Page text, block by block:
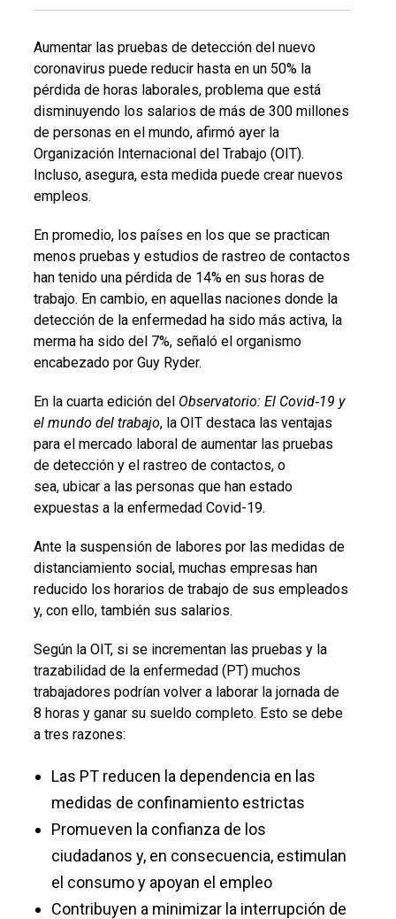
Aumentar las pruebas de detección del nuevo
coronavirus puede reducir hasta en un 50% la
pérdida de horas laborales, problema que está
disminuyendo los salarios de más de 300 millones
de personas en el mundo, afirmó ayer la
Organización Internacional del Trabajo (OIT).
Incluso, asegura, esta medida puede crear nuevos
empleos.
En promedio, los países en los que se practican
menos pruebas y estudios de rastreo de contactos
han tenido una pérdida de 14% en sus horas de
trabajo. En cambio, en aquellas naciones donde la
detección de la enfermedad ha sido más activa, la
merma ha sido del 7%, señaló el organismo
encabezado por Guy Ryder.
En la cuarta edición delObservatorio: El Covid‑19 y
el mundo del trabajo, la OIT destaca las ventajas
para el mercado laboral de aumentar las pruebas
de detección y el rastreo de contactos, o
sea, ubicar a las personas que han estado
expuestas a la enfermedad Covid-19.
Ante la suspensión de labores por las medidas de
distanciamiento social, muchas empresas han
reducido los horarios de trabajo de sus empleados
y, con ello, también sus salarios.
Según la OIT, si se incrementan las pruebas y la
trazabilidad de la enfermedad (PT) muchos
trabajadores podrían volver a laborar la jornada de
8 horas y ganar su sueldo completo. Esto se debe
a tres razones:
Las PT reducen la dependencia en las
medidas de confinamiento estrictas
Promueven la confianza de los
ciudadanos y, en consecuencia, estimulan
el consumo y apoyan el empleo
Contribuyen a minimizar la interrupción de